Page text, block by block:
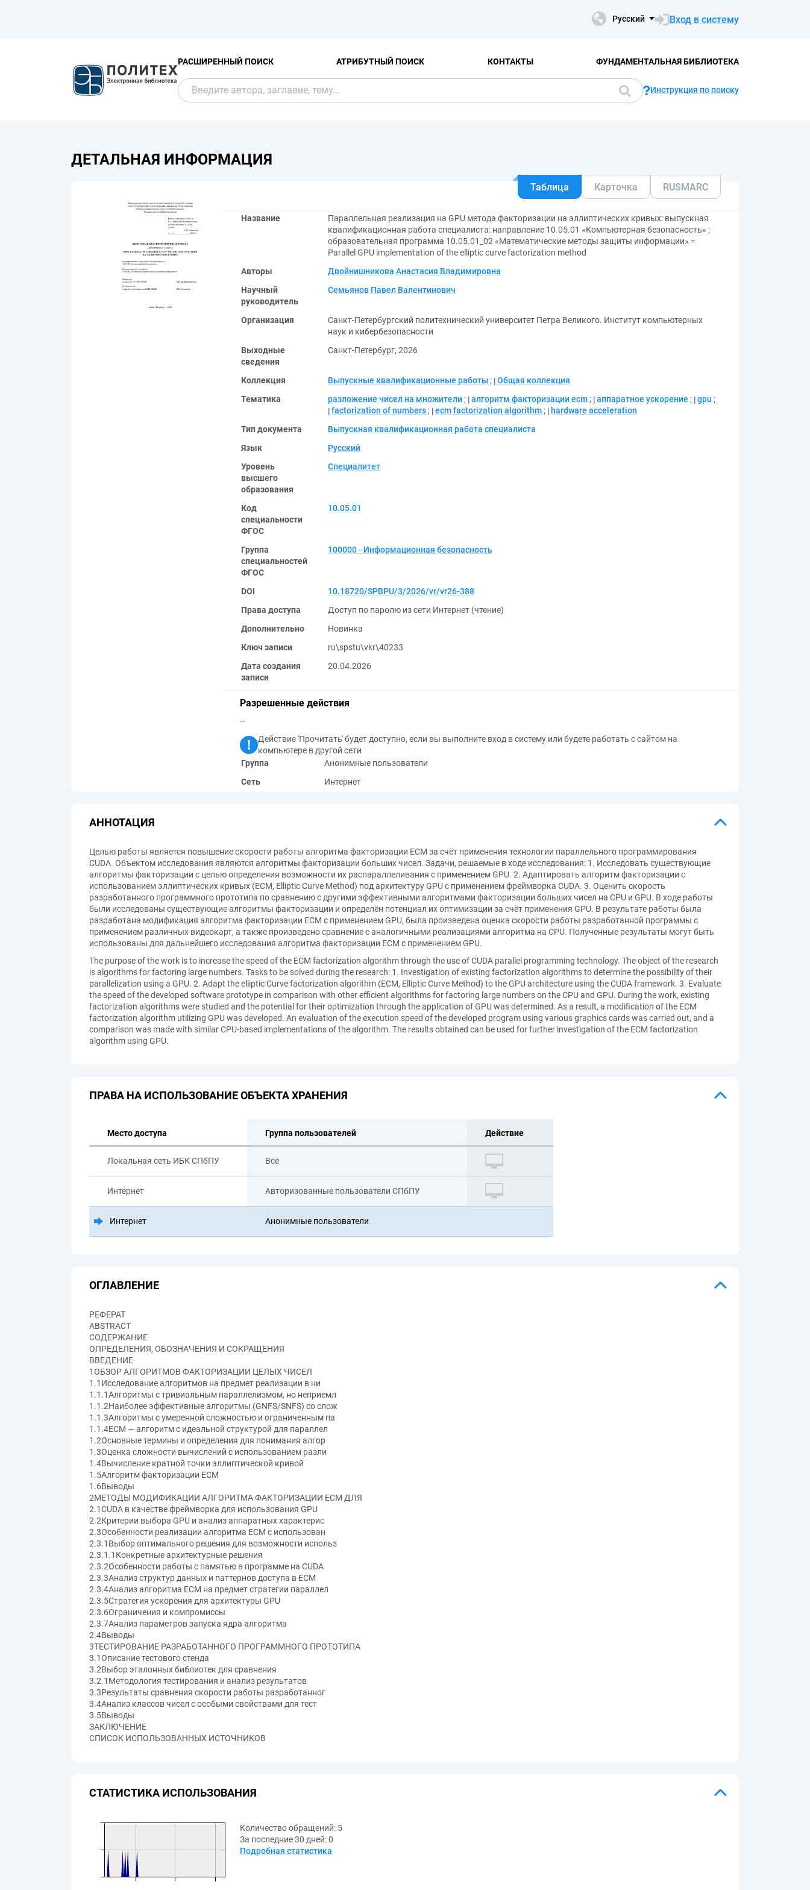
Русский Вход в систему
РАСШИРЕННЫЙ ПОИСК АТРИБУТНЫЙ ПОИСК КОНТАКТЫ ФУНДАМЕНТАЛЬНАЯ БИБЛИОТЕКА
Инструкция по поиску
ДЕТАЛЬНАЯ ИНФОРМАЦИЯ
Таблица Карточка RUSMARC
Название
Параллельная реализация на GPU метода факторизации на эллиптических кривых: выпускная
квалификационная работа специалиста: направление 10.05.01 «Компьютерная безопасность» ;
образовательная программа 10.05.01_02 «Математические методы защиты информации» =
Parallel GPU implementation of the elliptic curve factorization method
Авторы
Двойнишникова Анастасия Владимировна
Научный
руководитель
Семьянов Павел Валентинович
Организация
Санкт-Петербургский политехнический университет Петра Великого. Институт компьютерных
наук и кибербезопасности
Выходные
сведения
Санкт-Петербург, 2026
Коллекция Выпускные квалификационные работы ; Общая коллекция
Тематика
разложение чисел на множители ; алгоритм факторизации ecm ; аппаратное ускорение ; gpu ;
factorization of numbers ; ecm factorization algorithm ;
hardware acceleration
Тип документа
Выпускная квалификационная работа специалиста
Язык
Русский
Уровень
высшего
образования
Специалитет
Код
специальности
ФГОС
10.05.01
Группа
специальностей
ФГОС
100000 - Информационная безопасность
DOI
10.18720/SPBPU/3/2026/vr/vr26-388
Права доступа
Доступ по паролю из сети Интернет (чтение)
Дополнительно
Новинка
Ключ записи
ru\spstu\vkr\40233
Дата создания
записи
20.04.2026
Разрешенные действия
–
Действие 'Прочитать' будет доступно, если вы выполните вход в систему или будете работать с сайтом на
компьютере в другой сети
Группа
Анонимные пользователи
Сеть
Интернет
АННОТАЦИЯ
Целью работы является повышение скорости работы алгоритма факторизации ECM за счёт применения технологии параллельного программирования
CUDA. Объектом исследования являются алгоритмы факторизации больших чисел. Задачи, решаемые в ходе исследования: 1. Исследовать существующие
алгоритмы факторизации с целью определения возможности их распараллеливания с применением GPU. 2. Адаптировать алгоритм факторизации с
использованием эллиптических кривых (ECM, Elliptic Curve Method) под архитектуру GPU с применением фреймворка CUDA. 3. Оценить скорость
разработанного программного прототипа по сравнению с другими эффективными алгоритмами факторизации больших чисел на CPU и GPU. В ходе работы
были исследованы существующие алгоритмы факторизации и определён потенциал их оптимизации за счёт применения GPU. В результате работы была
разработана модификация алгоритма факторизации ECM с применением GPU, была произведена оценка скорости работы разработанной программы с
применением различных видеокарт, а также произведено сравнение с аналогичными реализациями алгоритма на CPU. Полученные результаты могут быть
использованы для дальнейшего исследования алгоритма факторизации ECM с применением GPU.
The purpose of the work is to increase the speed of the ECM factorization algorithm through the use of CUDA parallel programming technology. The object of the research
is algorithms for factoring large numbers. Tasks to be solved during the research: 1. Investigation of existing factorization algorithms to determine the possibility of their
parallelization using a GPU. 2. Adapt the elliptic Curve factorization algorithm (ECM, Elliptic Curve Method) to the GPU architecture using the CUDA framework. 3. Evaluate
the speed of the developed software prototype in comparison with other efficient algorithms for factoring large numbers on the CPU and GPU. During the work, existing
factorization algorithms were studied and the potential for their optimization through the application of GPU was determined. As a result, a modification of the ECM
factorization algorithm utilizing GPU was developed. An evaluation of the execution speed of the developed program using various graphics cards was carried out, and a
comparison was made with similar CPU-based implementations of the algorithm. The results obtained can be used for further investigation of the ECM factorization
algorithm using GPU.
ПРАВА НА ИСПОЛЬЗОВАНИЕ ОБЪЕКТА ХРАНЕНИЯ
Место доступа Группа пользователей Действие
Локальная сеть ИБК СПбПУ Все
Интернет Авторизованные пользователи СПбПУ
Интернет Анонимные пользователи
ОГЛАВЛЕНИЕ
РЕФЕРАТ
ABSTRACT
СОДЕРЖАНИЕ
ОПРЕДЕЛЕНИЯ, ОБОЗНАЧЕНИЯ И СОКРАЩЕНИЯ
ВВЕДЕНИЕ
1ОБЗОР АЛГОРИТМОВ ФАКТОРИЗАЦИИ ЦЕЛЫХ ЧИСЕЛ
1.1Исследование алгоритмов на предмет реализации в ни
1.1.1Алгоритмы с тривиальным параллелизмом, но неприемл
1.1.2Наиболее эффективные алгоритмы (GNFS/SNFS) со слож
1.1.3Алгоритмы с умеренной сложностью и ограниченным па
1.1.4ECM — алгоритм с идеальной структурой для параллел
1.2Основные термины и определения для понимания алгор
1.3Оценка сложности вычислений с использованием разли
1.4Вычисление кратной точки эллиптической кривой
1.5Алгоритм факторизации ECM
1.6Выводы
2МЕТОДЫ МОДИФИКАЦИИ АЛГОРИТМА ФАКТОРИЗАЦИИ ECM ДЛЯ
2.1CUDA в качестве фреймворка для использования GPU
2.2Критерии выбора GPU и анализ аппаратных характерис
2.3Особенности реализации алгоритма ECM с использован
2.3.1Выбор оптимального решения для возможности использ
2.3.1.1Конкретные архитектурные решения
2.3.2Особенности работы с памятью в программе на CUDA
2.3.3Анализ структур данных и паттернов доступа в ECM
2.3.4Анализ алгоритма ECM на предмет стратегии параллел
2.3.5Стратегия ускорения для архитектуры GPU
2.3.6Ограничения и компромиссы
2.3.7Анализ параметров запуска ядра алгоритма
2.4Выводы
3ТЕСТИРОВАНИЕ РАЗРАБОТАННОГО ПРОГРАММНОГО ПРОТОТИПА
3.1Описание тестового стенда
3.2Выбор эталонных библиотек для сравнения
3.2.1Методология тестирования и анализ результатов
3.3Результаты сравнения скорости работы разработанног
3.4Анализ классов чисел с особыми свойствами для тест
3.5Выводы
ЗАКЛЮЧЕНИЕ
СПИСОК ИСПОЛЬЗОВАННЫХ ИСТОЧНИКОВ
СТАТИСТИКА ИСПОЛЬЗОВАНИЯ
Количество обращений: 5
За последние 30 дней:0
Подробная статистика